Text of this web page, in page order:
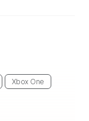
Xbox One